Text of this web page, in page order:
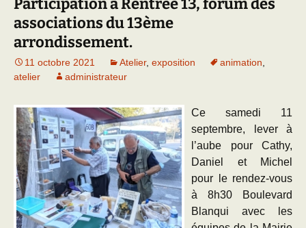
Participation à Rentrée 13, forum des
associations du 13ème
arrondissement.
11 octobre 2021 Atelier, exposition animation,
atelier
administrateur
Ce samedi 11
septembre, lever à
l’aube pour Cathy,
Daniel et Michel
pour le rendez-vous
à 8h30 Boulevard
Blanqui avec les